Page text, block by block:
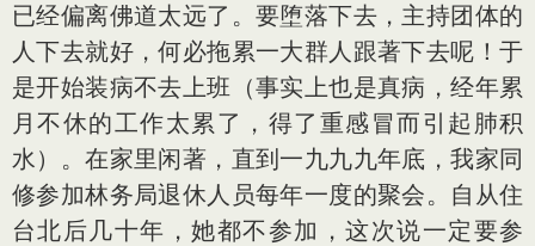
已经偏离佛道太远了。要堕落下去，主持团体的
人下去就好，何必拖累一大群人跟著下去呢！于
是开始装病不去上班（事实上也是真病，经年累
月不休的工作太累了，得了重感冒而引起肺积
水）。在家里闲著，直到一九九九年底，我家同
修参加林务局退休人员每年一度的聚会。自从住
台北后几十年，她都不参加，这次说一定要参